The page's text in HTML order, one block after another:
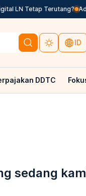
LN Tetap Terutang? Ada
ID
DDTC
sedang